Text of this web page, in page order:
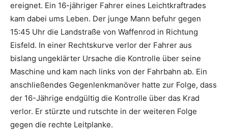
ereignet. Ein 16-jähriger Fahrer eines Leichtkraftrades
kam dabei ums Leben. Der junge Mann befuhr gegen
15:45 Uhr die Landstraße von Waffenrod in Richtung
Eisfeld. In einer Rechtskurve verlor der Fahrer aus
bislang ungeklärter Ursache die Kontrolle über seine
Maschine und kam nach links von der Fahrbahn ab. Ein
anschließendes Gegenlenkmanöver hatte zur Folge, dass
der 16-Jährige endgültig die Kontrolle über das Krad
verlor. Er stürzte und rutschte in der weiteren Folge
gegen die rechte Leitplanke.